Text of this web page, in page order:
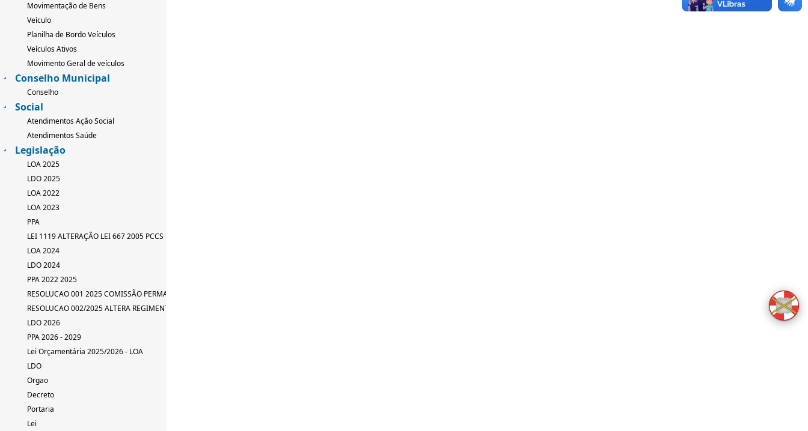
Movimentação de Bens
Veículo
Planilha de Bordo Veículos
Veículos Ativos
Movimento Geral de veículos
Conselho Municipal
Conselho
Social
Atendimentos Ação Social
Atendimentos Saúde
Legislação
LOA 2025
LDO 2025
LOA 2022
LOA 2023
PPA
LEI 1119 ALTERAÇÃO LEI 667 2005 PCCS
LOA 2024
LDO 2024
PPA 2022 2025
RESOLUCAO 001 2025 COMISSÃO PERMANENTE
RESOLUCAO 002/2025 ALTERA REGIMENTO INTERNO
LDO 2026
PPA 2026 - 2029
Lei Orçamentária 2025/2026 - LOA
LDO
Orgao
Decreto
Portaria
Lei